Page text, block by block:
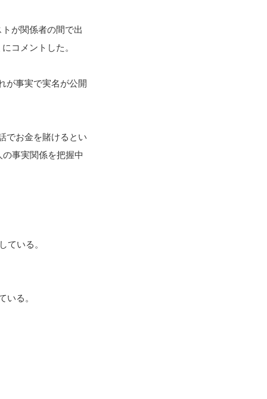
が関係者の間で出
コメントした。
が事実で実名が公開
でお金を賭けるとい
事実関係を把握中
ている。
いる。